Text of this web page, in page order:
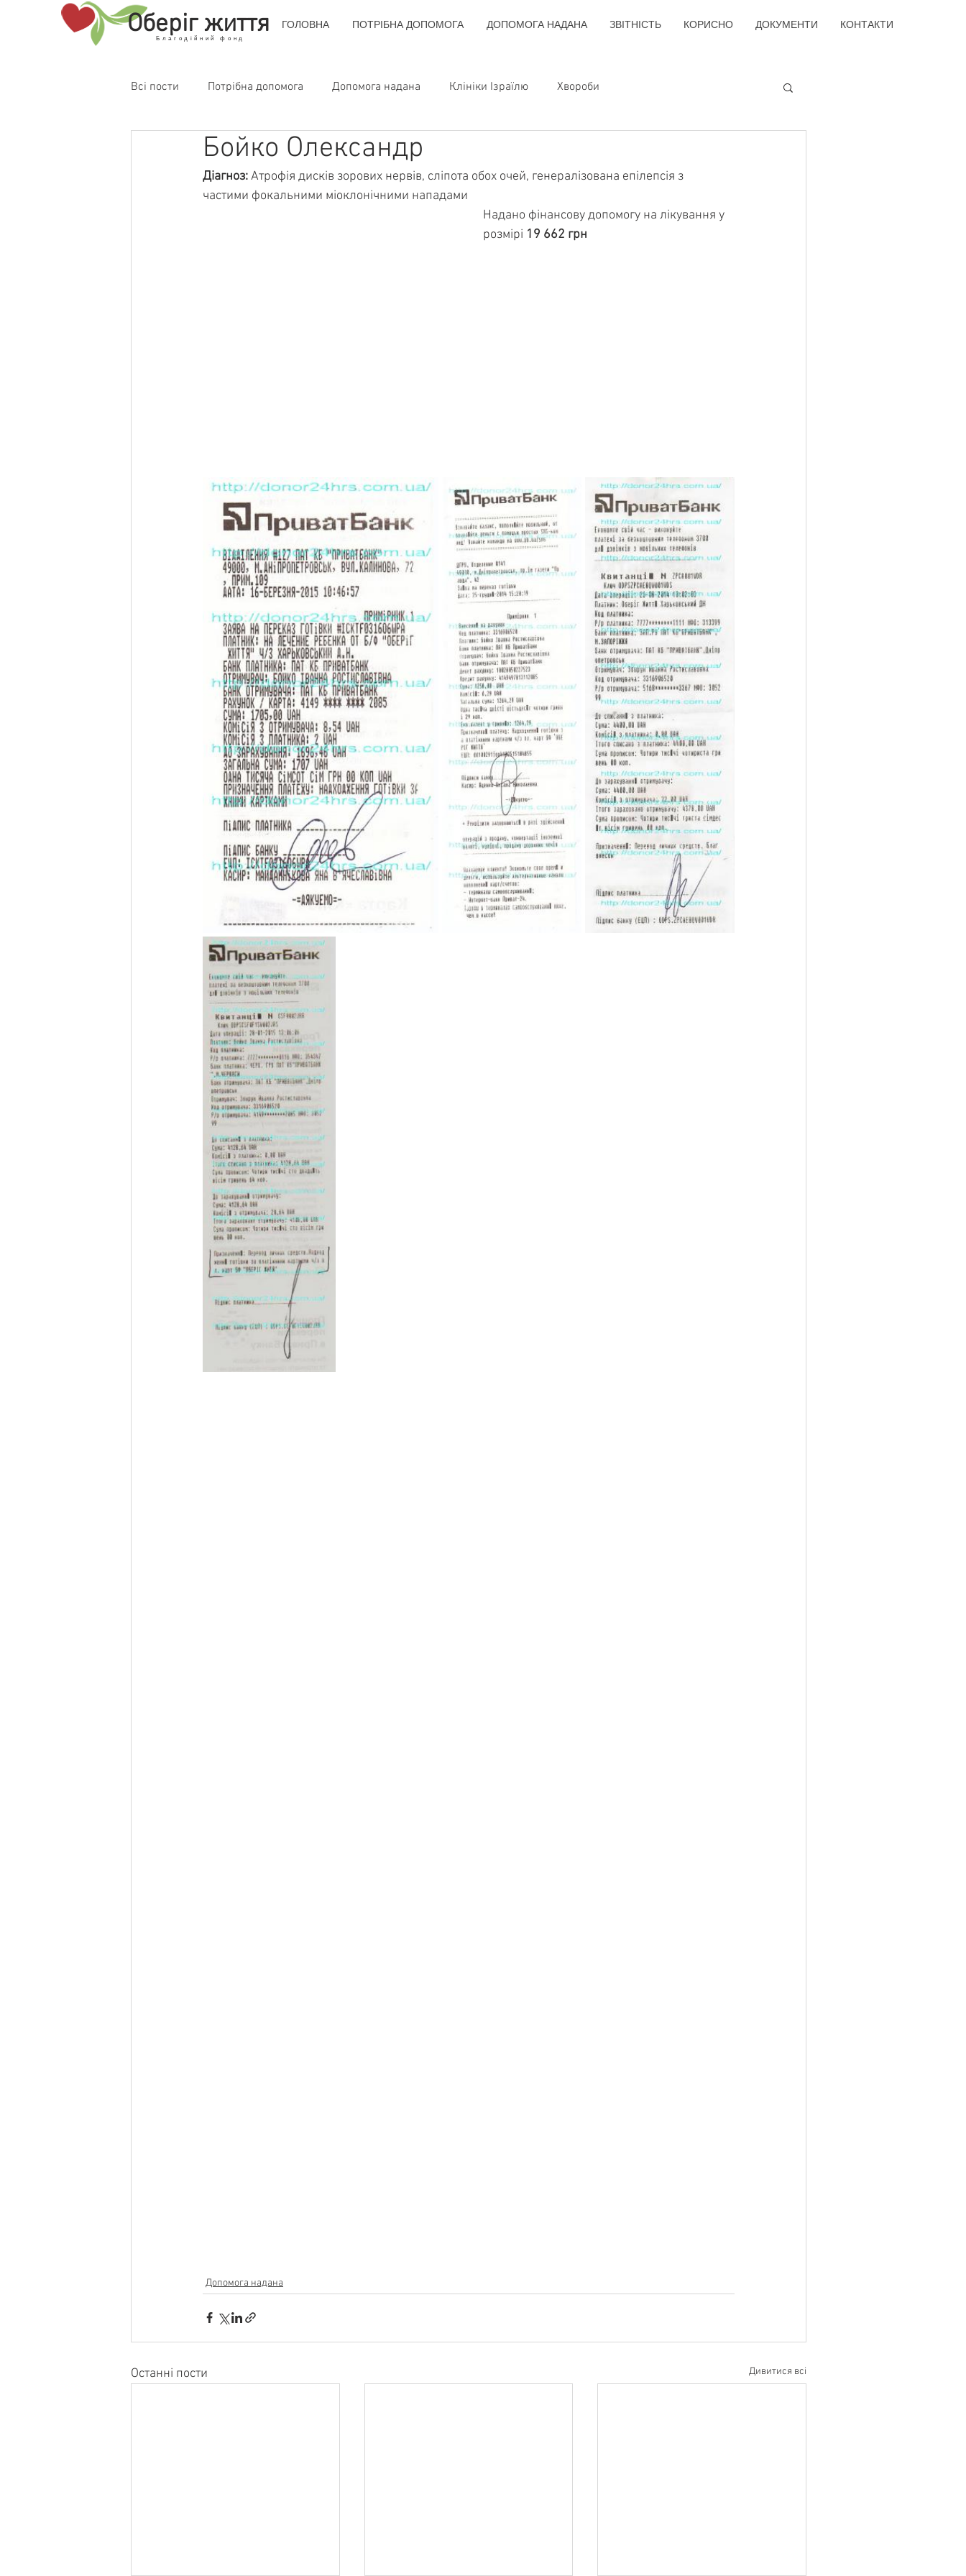
ГОЛОВНА ПОТРІБНА ДОПОМОГА ДОПОМОГА НАДАНА ЗВІТНІСТЬ КОРИСНО ДОКУМЕНТИ КОНТАКТИ
Оберіг життя
Благодійний фонд
Всі пости Потрібна допомога Допомога надана Клініки Ізраїлю Хвороби
Бойко Олександр
Діагноз: Атрофія дисків зорових нервів, сліпота обох очей, генералізована епілепсія з
частими фокальними міоклонічними нападами
Надано фінансову допомогу на лікування у
розмірі 19 662 грн
Допомога надана
Останні пости Дивитися всі